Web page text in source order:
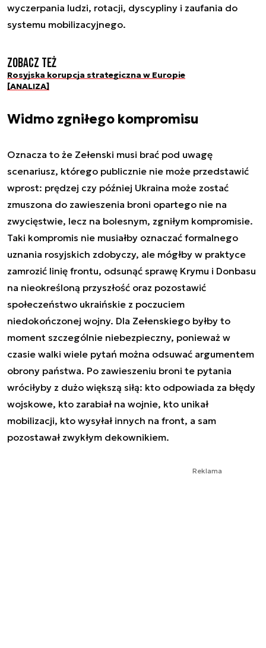
wyczerpania ludzi, rotacji, dyscypliny i zaufania do
systemu mobilizacyjnego.
Zobacz też
Rosyjska korupcja strategiczna w Europie
[ANALIZA]
Widmo zgniłego kompromisu
Oznacza to że Zełenski musi brać pod uwagę
scenariusz, którego publicznie nie może przedstawić
wprost: prędzej czy później Ukraina może zostać
zmuszona do zawieszenia broni opartego nie na
zwycięstwie, lecz na bolesnym, zgniłym kompromisie.
Taki kompromis nie musiałby oznaczać formalnego
uznania rosyjskich zdobyczy, ale mógłby w praktyce
zamrozić linię frontu, odsunąć sprawę Krymu i Donbasu
na nieokreśloną przyszłość oraz pozostawić
społeczeństwo ukraińskie z poczuciem
niedokończonej wojny. Dla Zełenskiego byłby to
moment szczególnie niebezpieczny, ponieważ w
czasie walki wiele pytań można odsuwać argumentem
obrony państwa. Po zawieszeniu broni te pytania
wróciłyby z dużo większą siłą: kto odpowiada za błędy
wojskowe, kto zarabiał na wojnie, kto unikał
mobilizacji, kto wysyłał innych na front, a sam
pozostawał zwykłym dekownikiem.
Reklama